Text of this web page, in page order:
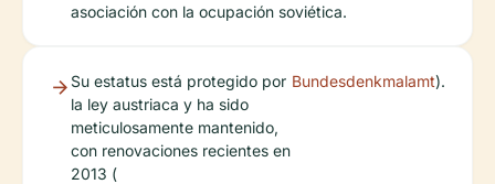
asociación con la ocupación soviética.
Su estatus está protegido por
la ley austriaca y ha sido
meticulosamente mantenido,
con renovaciones recientes en
2013 (
Bundesdenkmalamt).